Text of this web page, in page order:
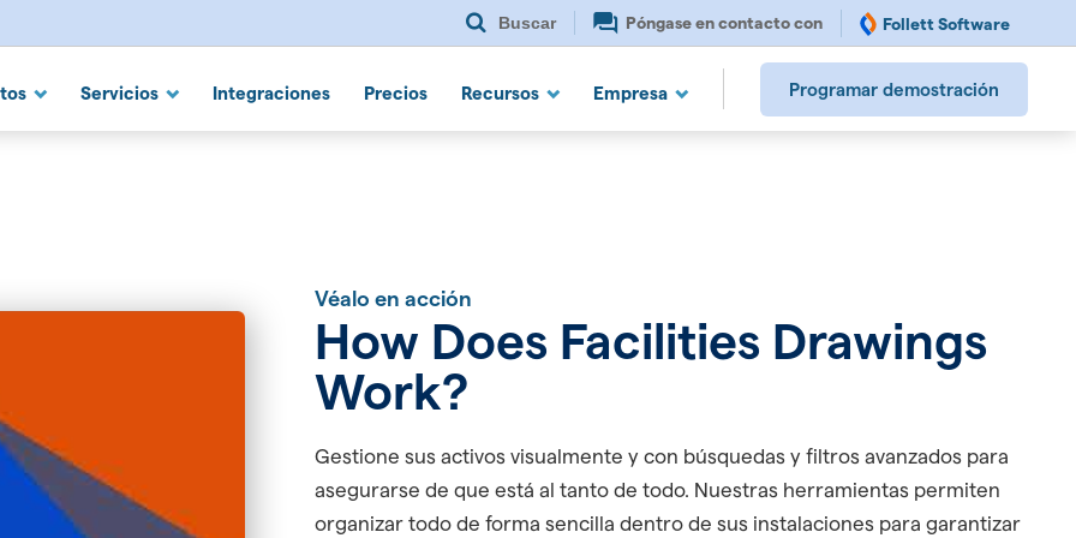
Buscar en
Póngase en contacto con Follett Software
Servicios Integraciones Precios Recursos Empresa Programar demostración
How Does Facilities Drawings
Work?
Véalo en acción
Gestione sus activos visualmente y con búsquedas y filtros avanzados para
asegurarse de que está al tanto de todo. Nuestras herramientas permiten
organizar todo de forma sencilla dentro de sus instalaciones para garantizar